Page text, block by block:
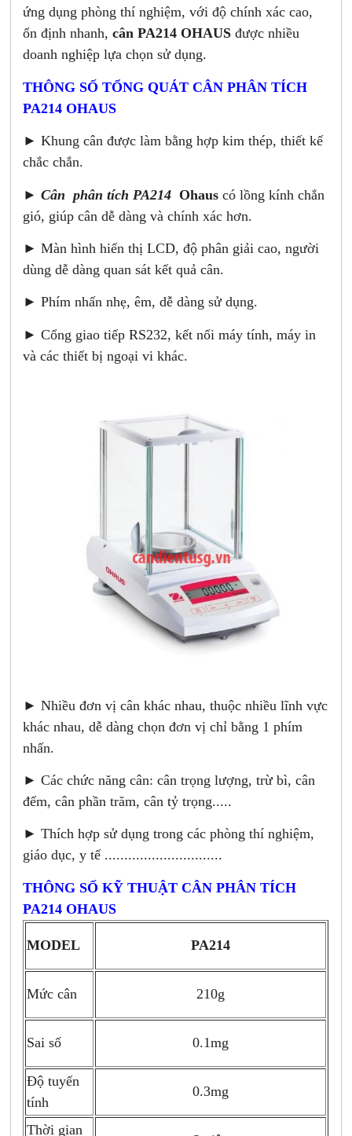
ứng dụng phòng thí nghiệm, với độ chính xác cao,
ổn định nhanh,cân PA214 OHAUS được nhiều
doanh nghiệp lựa chọn sử dụng.
THÔNG SỐ TỔNG QUÁT CÂN PHÂN TÍCH
PA214 OHAUS
► Khung cân được làm bằng hợp kim thép, thiết kế
chắc chắn.
►Cân phân tích PA214 Ohaus có lồng kính chắn
gió, giúp cân dễ dàng và chính xác hơn.
► Màn hình hiển thị LCD, độ phân giải cao, người
dùng dễ dàng quan sát kết quả cân.
► Phím nhấn nhẹ, êm, dễ dàng sử dụng.
► Cổng giao tiếp RS232, kết nối máy tính, máy in
và các thiết bị ngoại vi khác.
► Nhiều đơn vị cân khác nhau, thuộc nhiều lĩnh vực
khác nhau, dễ dàng chọn đơn vị chỉ bằng 1 phím
nhấn.
► Các chức năng cân: cân trọng lượng, trừ bì, cân
đếm, cân phần trăm, cân tỷ trọng.....
► Thích hợp sử dụng trong các phòng thí nghiệm,
giáo dục, y tế ..............................
THÔNG SỐ KỸ THUẬT CÂN PHÂN TÍCH
PA214 OHAUS
MODEL PA214
Mức cân 210g
Sai số 0.1mg
Độ tuyến
tính
0.3mg
Thời gian